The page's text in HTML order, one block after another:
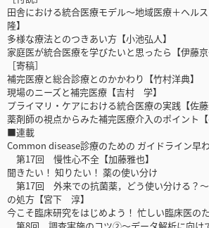
田舎における統合医療モデル〜地域医療＋ヘル
隆】
多様な療法とのつきあい方【小池弘人】
家庭医が統合医療を学びたいと思ったら【伊藤京
［寄稿］
補完医療と総合診療とのかかわり【竹村洋典】
現場のニーズと補完医療【吉村 学】
プライマリ・ケアにおける統合医療の実践【佐藤
薬剤師の視点からみた補完医療介入のポイント【
■連載
Common disease診療のための ガイドライン早
第17回 慢性心不全【加藤雅也】
聞きたい！ 知りたい！ 薬の使い分け
第17回 外来での抗菌薬，どう使い分ける？
の処方【宮下 淳】
今こそ臨床研究をはじめよう！ 忙しい臨床医の